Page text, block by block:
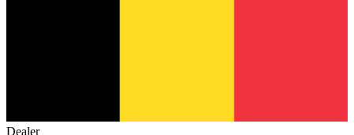
Dealer